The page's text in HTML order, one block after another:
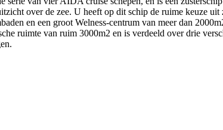
over de zee. U heeft op dit schip de ruime keuze uit
en een groot Welness-centrum van meer dan
ruimte van ruim 3000m2 en is verdeeld over drie